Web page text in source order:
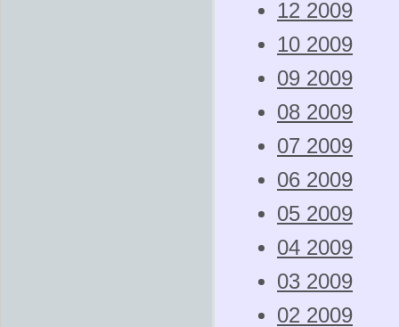
12 2009
10 2009
09 2009
08 2009
07 2009
06 2009
05 2009
04 2009
03 2009
02 2009